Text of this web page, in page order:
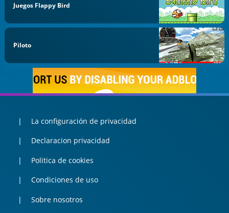
Juegos Flappy Bird
Piloto
La configuración de privacidad
Declaracion privacidad
Politica de cookies
Condiciones de uso
Sobre nosotros